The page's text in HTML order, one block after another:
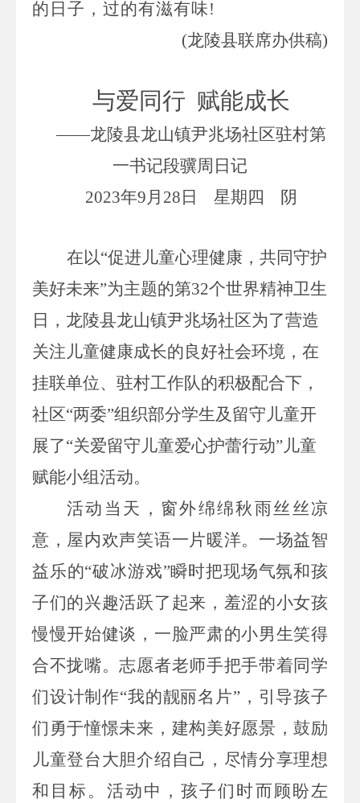
的日子，过的有滋有味!
(龙陵县联席办供稿)
与爱同行 赋能成长
——龙陵县龙山镇尹兆场社区驻村第
一书记段骥周 日记
2023年9月 28 日 星期四 阴
在以“促进儿童心理健康，共同守护
美好未来”为主题的第32个世界精神卫生
日， 龙陵县龙山镇尹兆场社区为了营造
关注儿童健康成长的良好社会环境， 在
挂联单位、驻村工作队的积极配合下，
社区“两委”组织部分学生及留守儿童开
展了“关爱留守儿童爱心护蕾行动”儿童
赋能小组活动。
活动当天， 窗外绵绵秋雨丝丝凉
意，屋内欢声笑语一片暖洋。一场益智
益乐的“破冰游戏”瞬时把现场气氛和孩
子们的兴趣活跃了起来，羞涩的小女孩
慢慢开始健谈，一脸严肃的小男生笑得
合不拢嘴。志愿者老师手把手带着同学
们设计制作“我的靓丽名片”，引导孩子
们勇于憧憬未来，建构美好愿景，鼓励
儿童登台大胆介绍自己，尽情分享理想
和目标。 活动中，孩子们时而顾盼左